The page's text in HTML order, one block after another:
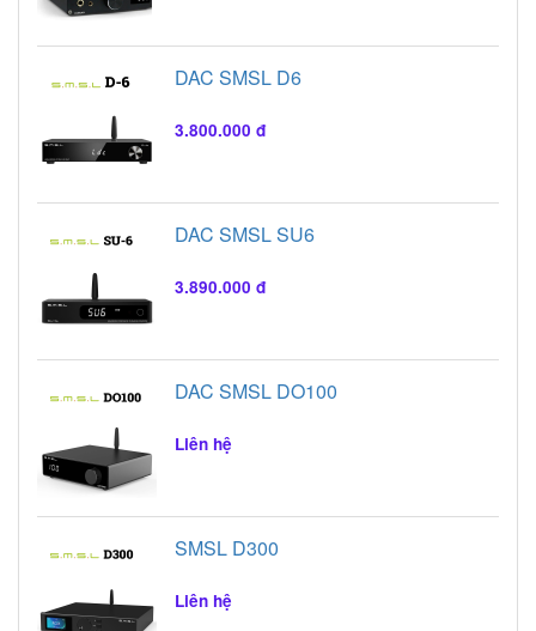
DAC SMSL D6
3.800.000 đ
DAC SMSL SU6
3.890.000 đ
DAC SMSL DO100
Liên hệ
SMSL D300
Liên hệ